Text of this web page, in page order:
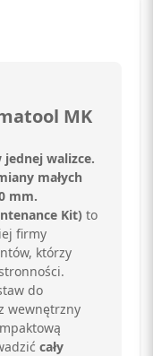
MK
jednej walizce.
małych
mm.
Kit) to
firmy
którzy
do
wewnętrzny
cały